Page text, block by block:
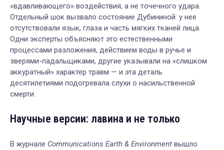
«вдавливающего» воздействия, а не точечного удара.
Отдельный шок вызвало состояние Дубининой: у нее
отсутствовали язык, глаза и часть мягких тканей лица.
Одни эксперты объясняют это естественными
процессами разложения, действием воды в ручье и
зверями-падальщиками, другие указывали на «слишком
аккуратный» характер травм — и эта деталь
десятилетиями подогревала слухи о насильственной
смерти.
Научные версии: лавина и не только
В журнале Communications Earth & Environment вышло